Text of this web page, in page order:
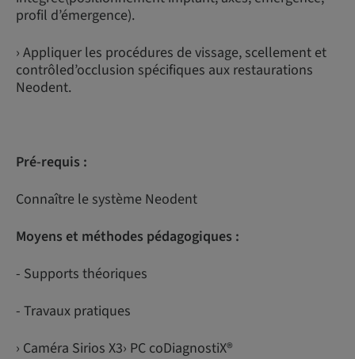
profil d’émergence).
› Appliquer les procédures de vissage, scellement et
contrôled’occlusion spécifiques aux restaurations
Neodent.
Pré-requis :
Connaître le système Neodent
Moyens et méthodes pédagogiques :
- Supports théoriques
- Travaux pratiques
› Caméra Sirios X3› PC coDiagnostiX®